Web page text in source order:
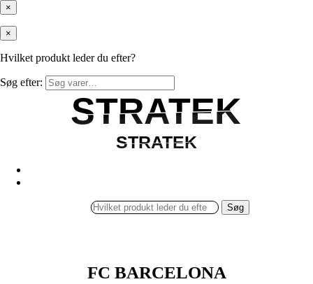
×
×
Hvilket produkt leder du efter?
Søg efter:
STRATEK
STRATEK
STRATEK
STRATEK
Søg
FC BARCELONA